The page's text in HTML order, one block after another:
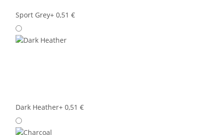
Sport Grey+ 0,51 €
Dark Heather+ 0,51 €